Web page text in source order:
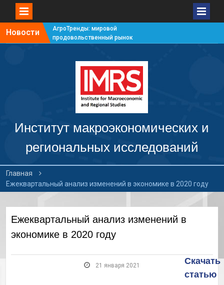
Новости
АгроТренды: мировой
продовольственный рынок
продовольственный рынок
АгроТренды: мировой
продовольственный рынок
АгроТренды: мировой
#4
Институт макроэкономических и
региональных исследований
Главная
Ежеквартальный анализ изменений в экономике в 2020 году
Ежеквартальный анализ изменений в
экономике в 2020 году
21 января 2021
Скачать
статью